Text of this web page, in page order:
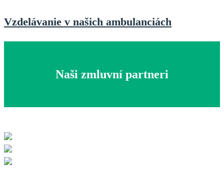
Vzdelávanie v našich ambulanciách
Naši zmluvní partneri